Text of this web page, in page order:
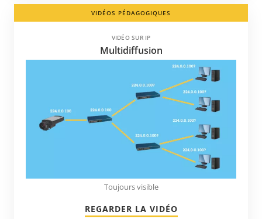
VIDÉOS PÉDAGOGIQUES
VIDÉO SUR IP
Multidiffusion
Toujours visible
REGARDER LA VIDÉO